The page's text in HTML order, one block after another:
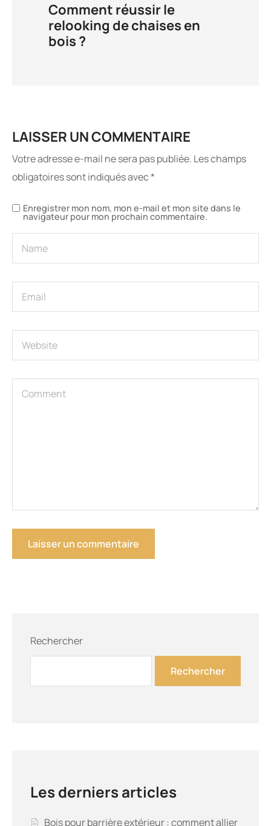
Comment réussir le
relooking de chaises en
bois ?
LAISSER UN COMMENTAIRE
Votre adresse e-mail ne sera pas publiée. Les champs
obligatoires sont indiqués avec*
Enregistrer mon nom, mon e-mail et mon site dans le
navigateur pour mon prochain commentaire.
Rechercher
Rechercher
Les derniers articles
Bois pour barrière extérieur : comment allier